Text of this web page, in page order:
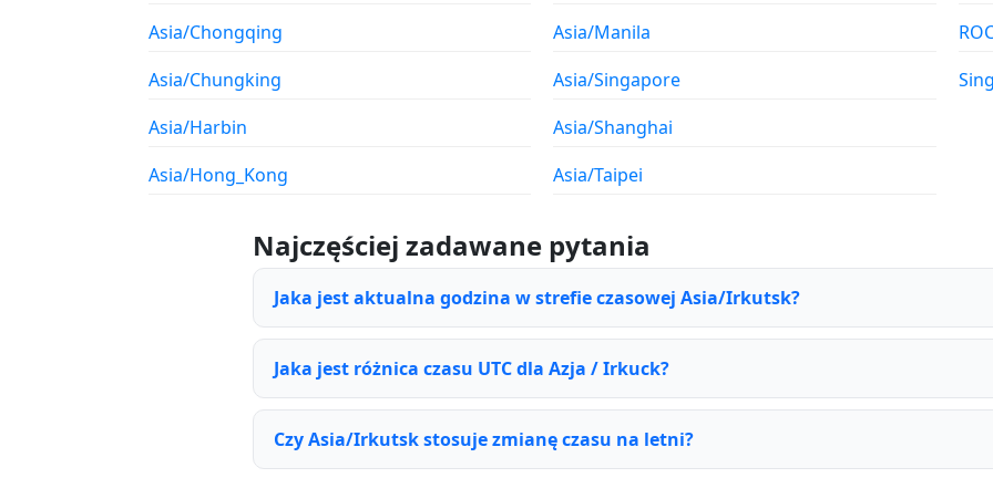
Asia/Chongqing
Asia/Chungking
Asia/Harbin
Asia/Hong_Kong
Asia/Manila
Asia/Singapore
Asia/Shanghai
Asia/Taipei
Najczęściej zadawane pytania
Jaka jest aktualna godzina w strefie czasowej Asia/Irkutsk?
Jaka jest różnica czasu UTC dla Azja / Irkuck?
Czy Asia/Irkutsk stosuje zmianę czasu na letni?